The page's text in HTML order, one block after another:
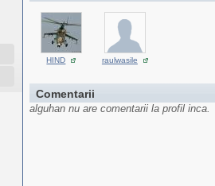
HIND raulwasile
Comentarii
alguhan nu are comentarii la profil inca.